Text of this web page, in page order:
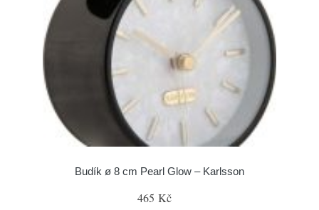
Budík ø 8 cm Pearl Glow – Karlsson
465 Kč